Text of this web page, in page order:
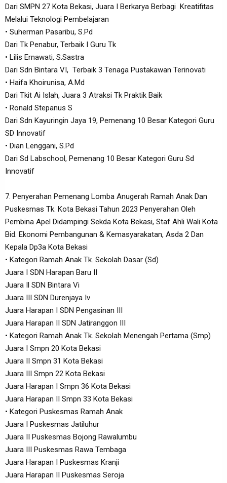
Dari SMPN 27 Kota Bekasi, Juara I Berkarya Berbagi Kreatifitas
Melalui Teknologi Pembelajaran
• Suherman Pasaribu, S.Pd
Dari Tk Penabur, Terbaik I Guru Tk
• Lilis Ernawati, S.Sastra
Dari Sdn Bintara VI, Terbaik 3 Tenaga Pustakawan Terinovati
• Haifa Khoirunisa, A.Md
Dari Tkit Ai Islah, Juara 3 Atraksi Tk Praktik Baik
• Ronald Stepanus S
Dari Sdn Kayuringin Jaya 19, Pemenang 10 Besar Kategori Guru
SD Innovatif
• Dian Lenggani, S.Pd
Dari Sd Labschool, Pemenang 10 Besar Kategori Guru Sd
Innovatif
7. Penyerahan Pemenang Lomba Anugerah Ramah Anak Dan
Puskesmas Tk. Kota Bekasi Tahun 2023 Penyerahan Oleh
Pembina Apel Didampingi Sekda Kota Bekasi, Staf Ahli Wali Kota
Bid. Ekonomi Pembangunan & Kemasyarakatan, Asda 2 Dan
Kepala Dp3a Kota Bekasi
• Kategori Ramah Anak Tk. Sekolah Dasar (Sd)
Juara I SDN Harapan Baru II
Juara Il SDN Bintara Vi
Juara III SDN Durenjaya Iv
Juara Harapan I SDN Pengasinan III
Juara Harapan II SDN Jatiranggon III
• Kategori Ramah Anak Tk. Sekolah Menengah Pertama (Smp)
Juara I Smpn 20 Kota Bekasi
Juara II Smpn 31 Kota Bekasi
Juara III Smpn 22 Kota Bekasi
Juara Harapan I Smpn 36 Kota Bekasi
Juara Harapan II Smpn 33 Kota Bekasi
• Kategori Puskesmas Ramah Anak
Juara I Puskesmas Jatiluhur
Juara II Puskesmas Bojong Rawalumbu
Juara III Puskesmas Rawa Tembaga
Juara Harapan I Puskesmas Kranji
Juara Harapan II Puskesmas Seroja